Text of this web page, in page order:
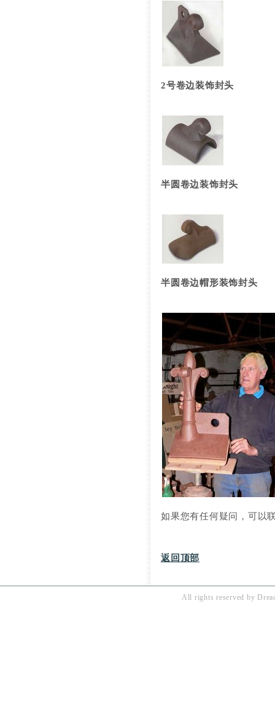
2号卷边装饰封头
半圆卷边装饰封头
半圆卷边帽形装饰封头
如果您有任何疑问，可以
返回顶部
All rights reserved by